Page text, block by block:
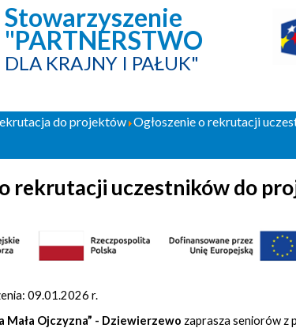
Stowarzyszenie
"PARTNERSTWO
DLA KRAJNY I PAŁUK"
do projektów Ogłoszenie o rekrutacji
rekrutacji uczestników do
09.01.2026 r.
Mała Ojczyzna” - Dziewierzewo zaprasza seniorów z